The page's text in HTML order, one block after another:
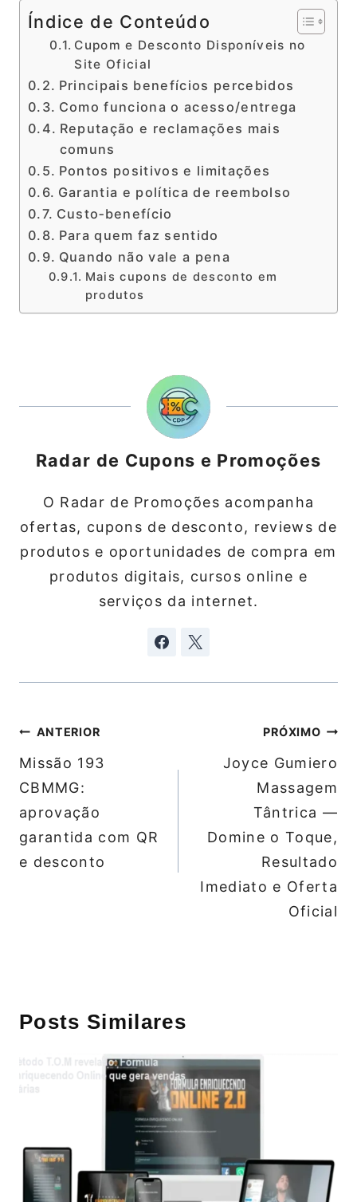
Índice de Conteúdo
Cupom e Desconto Disponíveis no
Site Oficial
Principais benefícios percebidos
Como funciona o acesso/entrega
Reputação e reclamações mais
comuns
Pontos positivos e limitações
Garantia e política de reembolso
Custo‑benefício
Para quem faz sentido
Quando não vale a pena
Mais cupons de desconto em
produtos
Radar de Cupons e Promoções
O Radar de Promoções acompanha
ofertas, cupons de desconto, reviews de
produtos e oportunidades de compra em
produtos digitais, cursos online e
serviços da internet.
Navegação
de
Post
ANTERIOR
Missão 193
CBMMG:
aprovação
garantida com QR
e desconto
PRÓXIMO
Joyce Gumiero
Massagem
Tântrica —
Domine o Toque,
Resultado
Imediato e Oferta
Oficial
Posts Similares